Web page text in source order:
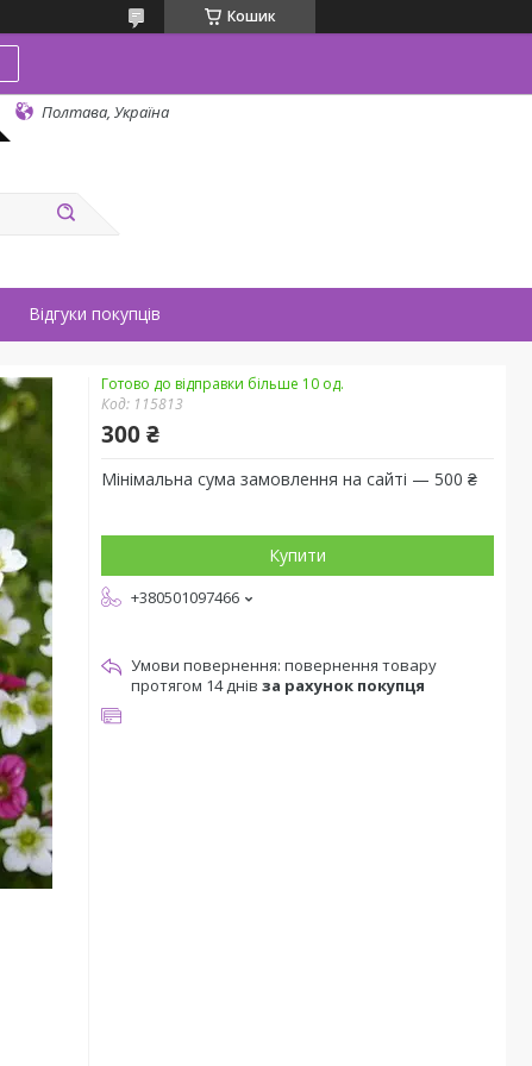
Кошик
Полтава, Україна
Відгуки покупців
Готово до відправки більше 10 од.
Код: 115813
300 ₴
Мінімальна сума замовлення на сайті — 500 ₴
Купити
+380501097466
повернення товару
протягом 14 днів за рахунок покупця